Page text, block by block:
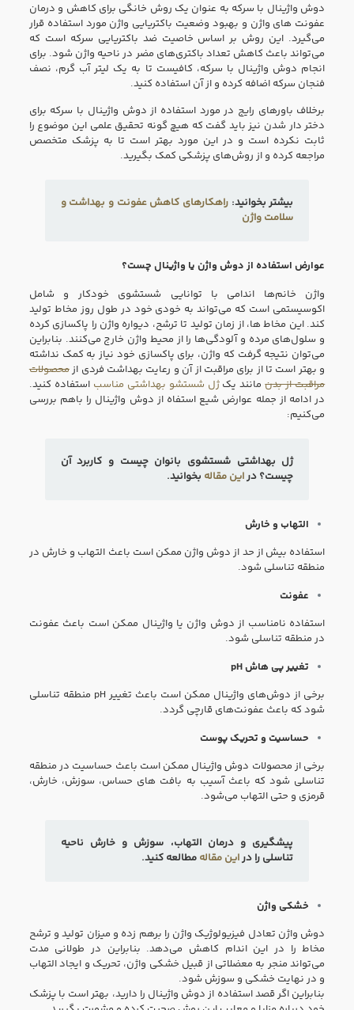
دوش واژینال با سرکه به عنوان یک روش خانگی برای کاهش و درمان
عفونت‌ های واژن و بهبود وضعیت باکتریایی واژن مورد استفاده قرار
می‌گیرد. این روش بر اساس خاصیت ضد باکتریایی سرکه است که
می‌تواند باعث کاهش تعداد باکتری‌های مضر در ناحیه واژن شود. برای
انجام دوش واژینال با سرکه، کافیست تا به یک لیتر آب گرم، نصف
فنجان سرکه اضافه کرده و از آن استفاده کنید.
برخلاف باورهای رایج در مورد استفاده از دوش واژینال با سرکه برای
دختر دار شدن نیز باید گفت که هیچ گونه تحقیق علمی این موضوع را
ثابت نکرده است و در این مورد بهتر است تا به پزشک متخصص
مراجعه کرده و از روش‌های پزشکی کمک بگیرید.
بیشتر بخوانید:راهکارهای کاهش عفونت و بهداشت و
سلامت واژن
عوارض استفاده از دوش واژن یا واژینال چست؟
واژن خانم‌ها اندامی با توانایی شستشوی خودکار و شامل
اکوسیستمی است که می‌تواند به خودی خود در طول روز مخاط تولید
کند. این مخاط‌ ها، از زمان تولید تا ترشح، دیواره واژن را پاکسازی کرده
و سلول‌های مرده و آلودگی‌ها را از محیط واژن خارج می‌کنند. بنابراین
می‌توان نتیجه گرفت که واژن، برای پاکسازی خود نیاز به کمک نداشته
و بهتر است تا از برای مراقبت از آن و رعایت بهداشت فردی ازمحصولات
مراقبت از بدنمانند یکژل شستشو بهداشتی مناسب استفاده کنید.
در ادامه از جمله عوارض شیع استفاه از دوش واژینال را باهم بررسی
می‌کنیم:
ژل بهداشتی شستشوی بانوان چیست و کاربرد آن
چیست؟ دراین مقاله بخوانید.
التهاب و خارش
استفاده بیش از حد از دوش واژن ممکن است باعث التهاب و خارش در
منطقه تناسلی شود.
عفونت
استفاده نامناسب از دوش واژن یا واژینال ممکن است باعث عفونت
در منطقه تناسلی شود.
تغییر پی هاش pH
برخی از دوش‌های واژینال ممکن است باعث تغییر pH منطقه تناسلی
شود که باعث عفونت‌های قارچی گردد.
حساسیت و تحریک پوست
برخی از محصولات دوش واژینال ممکن است باعث حساسیت در منطقه
تناسلی شود که باعث آسیب به بافت‌ های حساس، سوزش، خارش،
قرمزی و حتی التهاب می‌شود.
پیشگیری و درمان التهاب، سوزش و خارش ناحیه
تناسلی را دراین مقاله مطالعه کنید.
خشکی واژن
دوش واژن تعادل فیزیولوژیک واژن را برهم زده و میزان تولید و ترشح
مخاط را در این اندام کاهش می‌دهد. بنابراین در طولانی مدت
می‌تواند منجر به معضلاتی از قبیل خشکی واژن، تحریک و ایجاد التهاب
و در نهایت خشکی و سوزش شود.
بنابراین اگر قصد استفاده از دوش واژینال را دارید، بهتر است با پزشک